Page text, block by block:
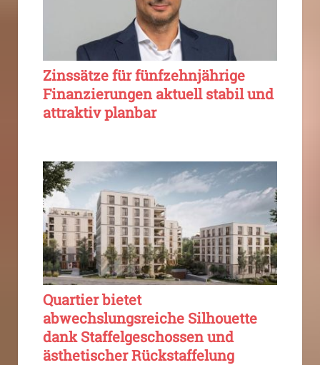
Zinssätze für fünfzehnjährige
Finanzierungen aktuell stabil und
attraktiv planbar
Quartier bietet
abwechslungsreiche Silhouette
dank Staffelgeschossen und
ästhetischer Rückstaffelung